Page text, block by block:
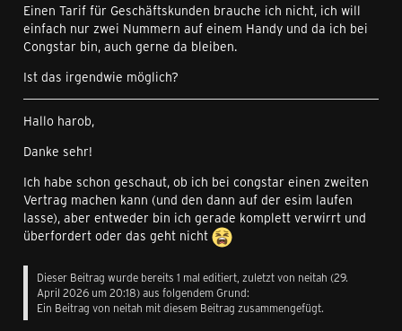
Einen Tarif für Geschäftskunden brauche ich nicht, ich will
einfach nur zwei Nummern auf einem Handy und da ich bei
Congstar bin, auch gerne da bleiben.
Ist das irgendwie möglich?
Hallo harob,
Danke sehr!
Ich habe schon geschaut, ob ich bei congstar einen zweiten
Vertrag machen kann (und den dann auf der esim laufen
lasse), aber entweder bin ich gerade komplett verwirrt und
überfordert oder das geht nicht
Dieser Beitrag wurde bereits 1 mal editiert, zuletzt von neitah (29.
April 2026 um 20:18) aus folgendem Grund:
Ein Beitrag von neitah mit diesem Beitrag zusammengefügt.